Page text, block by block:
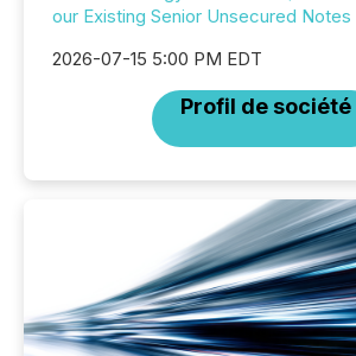
our Existing Senior Unsecured Notes
2026-07-15 5:00 PM EDT
Profil de société